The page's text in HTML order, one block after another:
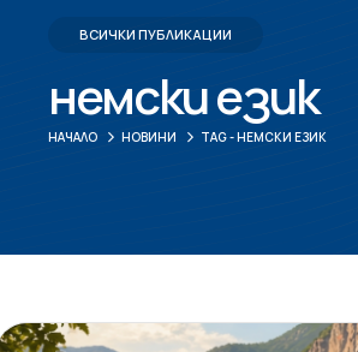
ВСИЧКИ ПУБЛИКАЦИИ
немски език
НАЧАЛО НОВИНИ TAG -НЕМСКИ ЕЗИК